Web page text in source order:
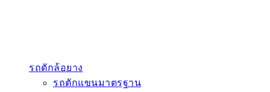
รถตักล้อยาง
รถตักแขนมาตรฐาน